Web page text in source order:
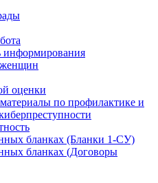
женщин
оценки
по профилактике и
бланках (Бланки 1-СУ)
бланках (Договоры